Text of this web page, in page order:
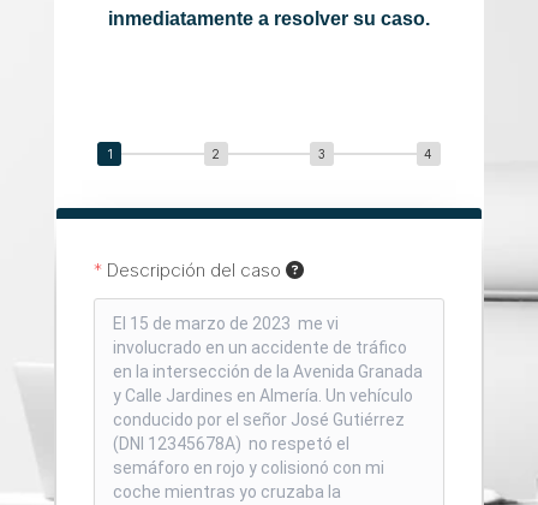
inmediatamente a resolver su caso.